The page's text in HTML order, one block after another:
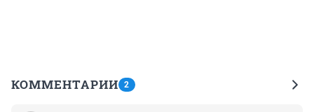
КОММЕНТАРИИ 2